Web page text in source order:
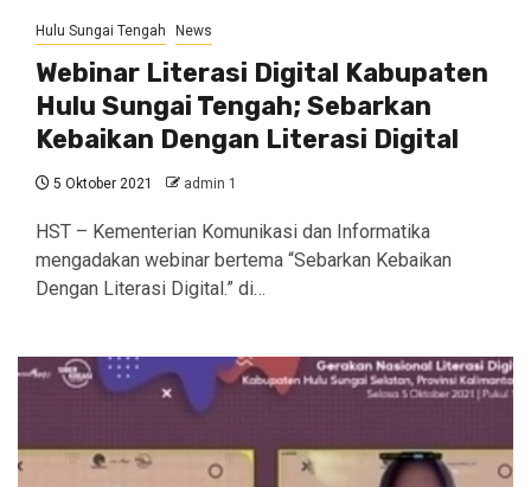
Hulu Sungai Tengah News
Webinar Literasi Digital Kabupaten
Hulu Sungai Tengah; Sebarkan
Kebaikan Dengan Literasi Digital
5 Oktober 2021 admin 1
HST – Kementerian Komunikasi dan Informatika
mengadakan webinar bertema “Sebarkan Kebaikan
Dengan Literasi Digital.” di…